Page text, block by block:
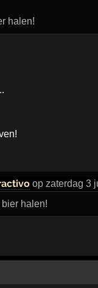
halen!
op zaterdag 3
halen!